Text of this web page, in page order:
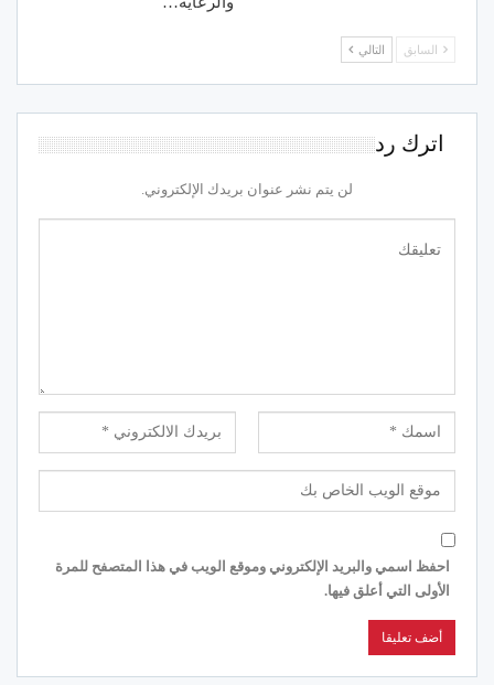
السابق التالي
اترك رد
لن يتم نشر عنوان بريدك الإلكتروني.
احفظ اسمي والبريد الإلكتروني وموقع الويب في هذا المتصفح للمرة
الأولى التي أعلق فيها.